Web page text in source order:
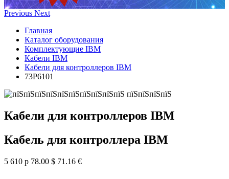
Previous Next
Главная
Каталог оборудования
Комплектующие IBM
Кабели IBM
Кабели для контроллеров IBM
73P6101
Кабели для контроллеров IBM
Кабель для контроллера IBM
5 610 р 78.00 $ 71.16 €